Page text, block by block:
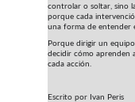
controlar o soltar, sino
porque cada
una forma de entender
Porque dirigir un
decidir cómo aprenden
cada acción.
Escrito por Ivan Peris